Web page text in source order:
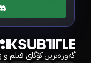
گەورەترین کۆگای فیلم